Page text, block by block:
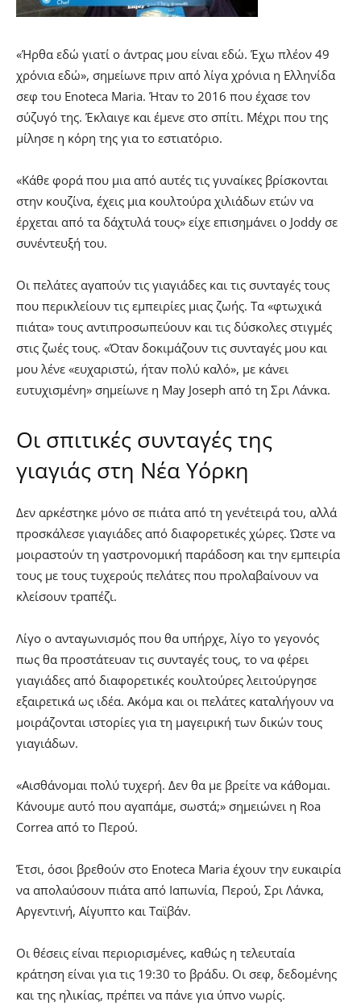
«Ήρθα εδώ γιατί ο άντρας μου είναι εδώ. Έχω πλέον 49
χρόνια εδώ», σημείωνε πριν από λίγα χρόνια η Ελληνίδα
σεφ του Enoteca Maria. Ήταν το 2016 που έχασε τον
σύζυγό της. Έκλαιγε και έμενε στο σπίτι. Μέχρι που της
μίλησε η κόρη της για το εστιατόριο.
«Κάθε φορά που μια από αυτές τις γυναίκες βρίσκονται
στην κουζίνα, έχεις μια κουλτούρα χιλιάδων ετών να
έρχεται από τα δάχτυλά τους» είχε επισημάνει ο Joddy σε
συνέντευξή του.
Οι πελάτες αγαπούν τις γιαγιάδες και τις συνταγές τους
που περικλείουν τις εμπειρίες μιας ζωής. Τα «φτωχικά
πιάτα» τους αντιπροσωπεύουν και τις δύσκολες στιγμές
στις ζωές τους. «Όταν δοκιμάζουν τις συνταγές μου και
μου λένε «ευχαριστώ, ήταν πολύ καλό», με κάνει
ευτυχισμένη» σημείωνε η May Joseph από τη Σρι Λάνκα.
Οι σπιτικές συνταγές της
γιαγιάς στη Νέα Υόρκη
Δεν αρκέστηκε μόνο σε πιάτα από τη γενέτειρά του, αλλά
προσκάλεσε γιαγιάδες από διαφορετικές χώρες. Ώστε να
μοιραστούν τη γαστρονομική παράδοση και την εμπειρία
τους με τους τυχερούς πελάτες που προλαβαίνουν να
κλείσουν τραπέζι.
Λίγο ο ανταγωνισμός που θα υπήρχε, λίγο το γεγονός
πως θα προστάτευαν τις συνταγές τους, το να φέρει
γιαγιάδες από διαφορετικές κουλτούρες λειτούργησε
εξαιρετικά ως ιδέα. Ακόμα και οι πελάτες καταλήγουν να
μοιράζονται ιστορίες για τη μαγειρική των δικών τους
γιαγιάδων.
«Αισθάνομαι πολύ τυχερή. Δεν θα με βρείτε να κάθομαι.
Κάνουμε αυτό που αγαπάμε, σωστά;» σημειώνει η Roa
Correa από το Περού.
Έτσι, όσοι βρεθούν στο Enoteca Maria έχουν την ευκαιρία
να απολαύσουν πιάτα από Ιαπωνία, Περού, Σρι Λάνκα,
Αργεντινή, Αίγυπτο και Ταϊβάν.
Οι θέσεις είναι περιορισμένες, καθώς η τελευταία
κράτηση είναι για τις 19:30 το βράδυ. Οι σεφ, δεδομένης
και της ηλικίας, πρέπει να πάνε για ύπνο νωρίς.